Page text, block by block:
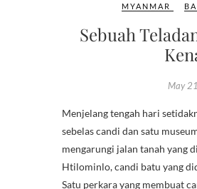
MYANMAR
Sebuah
May
Menjelang tengah hari
sebelas candi dan satu
mengarungi jalan tanah yang
Htilominlo, candi batu yang
Satu perkara yang membuat